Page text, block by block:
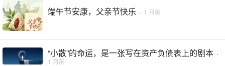
端午节安康，父亲节快乐 · 1 月前
“小散”的命运，是一张写在资产负债表上的剧本 ·
1 月前